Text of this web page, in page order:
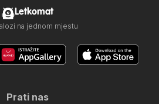
Letkomat
na jednom mjestu
Prati nas